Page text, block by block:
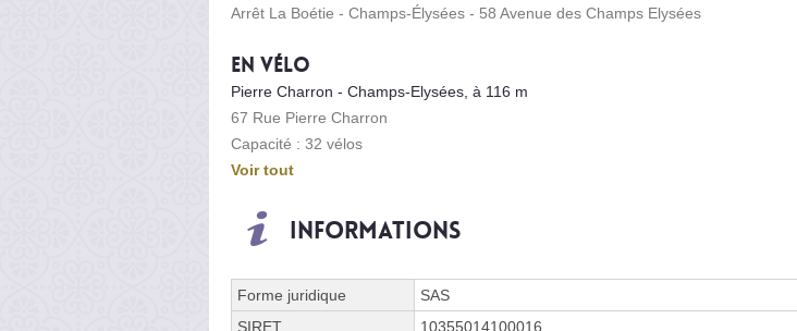
Arrêt La Boétie - Champs-Élysées - 58 Avenue des Champs Elysées
En vélo
Pierre Charron - Champs-Elysées, à 116 m
67 Rue Pierre Charron
Capacité : 32 vélos
Voir tout
Informations
Forme juridique
SAS
SIRET
10355014100016